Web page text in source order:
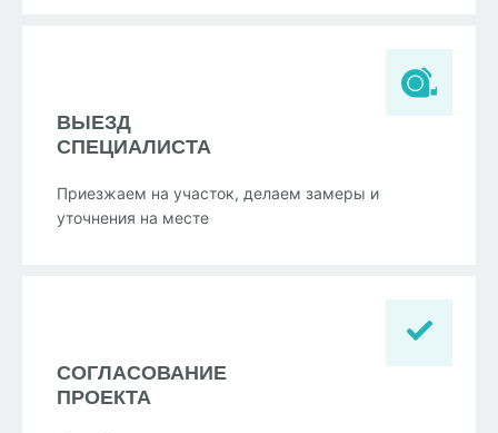
ВЫЕЗД
СПЕЦИАЛИСТА
Приезжаем на участок, делаем замеры и
уточнения на месте
СОГЛАСОВАНИЕ
ПРОЕКТА